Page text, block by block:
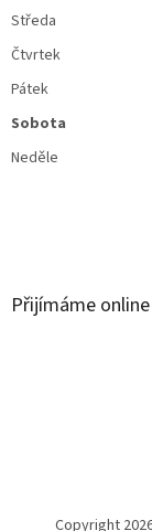
Středa
Čtvrtek
Pátek
Sobota
Neděle
Přijímáme
Copyright